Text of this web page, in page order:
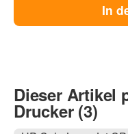
In
Dieser Artikel
Drucker (3)